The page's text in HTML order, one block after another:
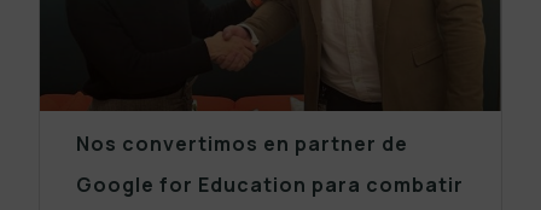
Nos convertimos en partner de
Google for Education para combatir